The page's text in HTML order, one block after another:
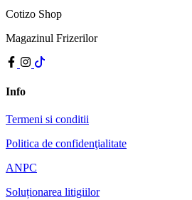
Cotizo Shop
Magazinul Frizerilor
Info
Termeni si conditii
Politica de confidenţialitate
ANPC
Soluționarea litigiilor